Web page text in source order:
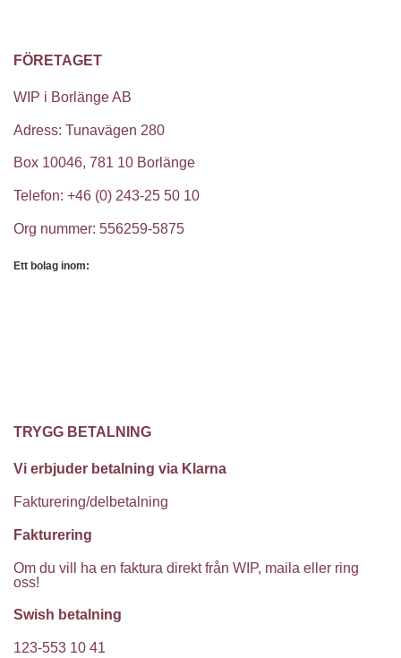
FÖRETAGET
WIP i Borlänge AB
Adress: Tunavägen 280
Box 10046, 781 10 Borlänge
Telefon: +46 (0) 243-25 50 10
Org nummer: 556259-5875
Ett bolag inom:
TRYGG BETALNING
Vi erbjuder betalning via Klarna
Fakturering/delbetalning
Fakturering
Om du vill ha en faktura direkt från WIP, maila eller ring
oss!
Swish betalning
123-553 10 41